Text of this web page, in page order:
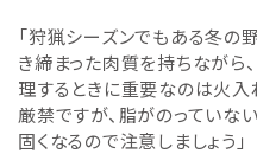
「狩猟シーズンでもある冬の
き締まった肉質を持ちながら
理するときに重要なのは火
厳禁ですが、脂がのっていな
固くなるので注意しましょう」